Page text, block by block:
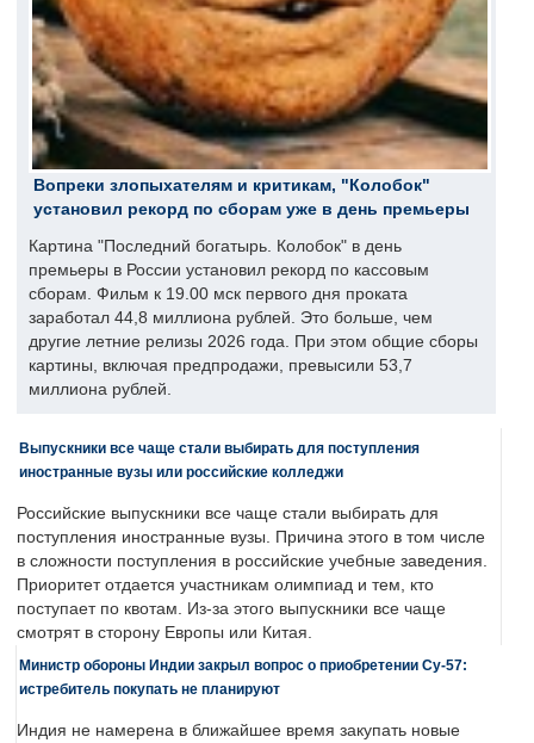
Вопреки злопыхателям и критикам, "Колобок"
установил рекорд по сборам уже в день премьеры
Картина "Последний богатырь. Колобок" в день
премьеры в России установил рекорд по кассовым
сборам. Фильм к 19.00 мск первого дня проката
заработал 44,8 миллиона рублей. Это больше, чем
другие летние релизы 2026 года. При этом общие сборы
картины, включая предпродажи, превысили 53,7
миллиона рублей.
Выпускники все чаще стали выбирать для поступления
иностранные вузы или российские колледжи
Российские выпускники все чаще стали выбирать для
поступления иностранные вузы. Причина этого в том числе
в сложности поступления в российские учебные заведения.
Приоритет отдается участникам олимпиад и тем, кто
поступает по квотам. Из-за этого выпускники все чаще
смотрят в сторону Европы или Китая.
Министр обороны Индии закрыл вопрос о приобретении Су-57:
истребитель покупать не планируют
Индия не намерена в ближайшее время закупать новые